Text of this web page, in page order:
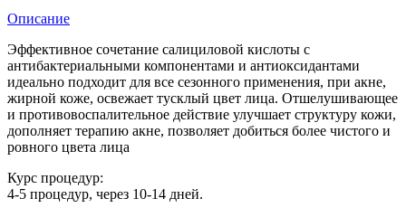
Описание
Эффективное сочетание салициловой кислоты с
антибактериальными компонентами и антиоксидантами
идеально подходит для все сезонного применения, при акне,
жирной коже, освежает тусклый цвет лица. Отшелушивающее
и противовоспалительное действие улучшает структуру кожи,
дополняет терапию акне, позволяет добиться более чистого и
ровного цвета лица
Курс процедур:
4-5 процедур, через 10-14 дней.